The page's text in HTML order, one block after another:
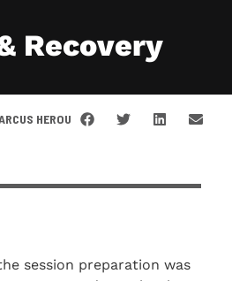
Recovery
HEROU
session preparation was